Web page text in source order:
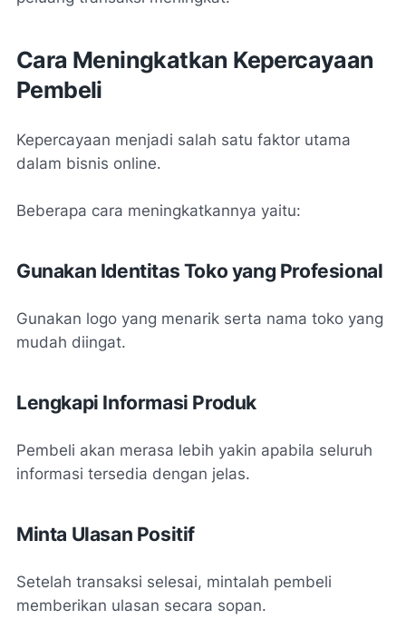
Cara Meningkatkan Kepercayaan
Pembeli
Kepercayaan menjadi salah satu faktor utama
dalam bisnis online.
Beberapa cara meningkatkannya yaitu:
Gunakan Identitas Toko yang Profesional
Gunakan logo yang menarik serta nama toko yang
mudah diingat.
Lengkapi Informasi Produk
Pembeli akan merasa lebih yakin apabila seluruh
informasi tersedia dengan jelas.
Minta Ulasan Positif
Setelah transaksi selesai, mintalah pembeli
memberikan ulasan secara sopan.